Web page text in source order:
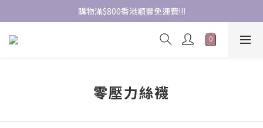
購物滿$800香港順豐免運費!!!
零壓力絲襪